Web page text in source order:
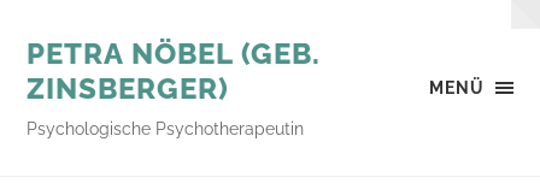
MENÜ
PETRA NÖBEL (GEB.
ZINSBERGER)
Psychologische Psychotherapeutin